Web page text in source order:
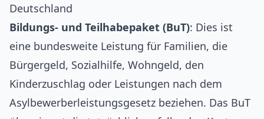
Deutschland
Bildungs- und Teilhabepaket (BuT): Dies ist
eine bundesweite Leistung für Familien, die
Bürgergeld, Sozialhilfe, Wohngeld, den
Kinderzuschlag oder Leistungen nach dem
Asylbewerberleistungsgesetz beziehen. Das BuT